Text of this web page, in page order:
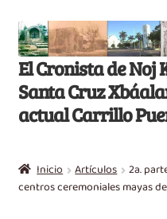
Saltar
a
navegación
Ir
al
contenido
El Cronista de Noj
Santa Cruz
actual Carrillo
Libros
Inicio Artículos
2a.
centros ceremoniales mayas